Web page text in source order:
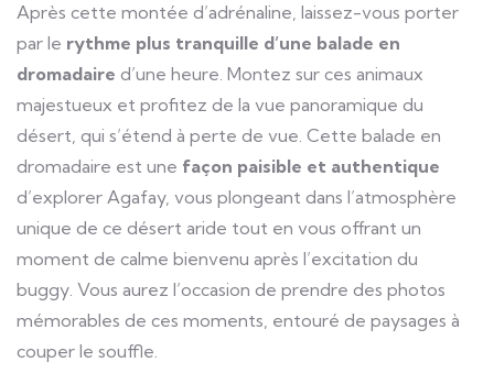
Après cette montée d’adrénaline, laissez-vous porter
par le rythme plus tranquille d’une balade en
dromadaire d’une heure. Montez sur ces animaux
majestueux et profitez de la vue panoramique du
désert, qui s’étend à perte de vue. Cette balade en
dromadaire est une façon paisible et authentique
d’explorer Agafay, vous plongeant dans l’atmosphère
unique de ce désert aride tout en vous offrant un
moment de calme bienvenu après l’excitation du
buggy. Vous aurez l’occasion de prendre des photos
mémorables de ces moments, entouré de paysages à
couper le souffle.